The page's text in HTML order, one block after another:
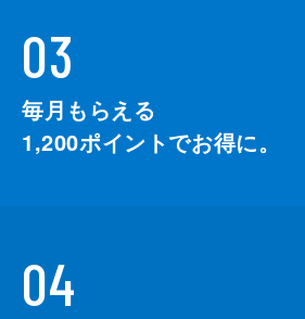
03
毎月もらえる
1,200ポイントでお得に。
04